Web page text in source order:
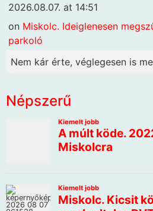
2026.08.07. at 14:51
on Miskolc. Ideiglenesen
parkoló
Nem kár érte, véglegesen is
Népszerű